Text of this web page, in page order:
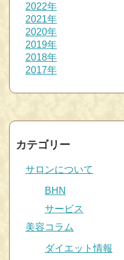
2022年
2021年
2020年
2019年
2018年
2017年
カテゴリー
サロンについて
BHN
サービス
美容コラム
ダイエット情報